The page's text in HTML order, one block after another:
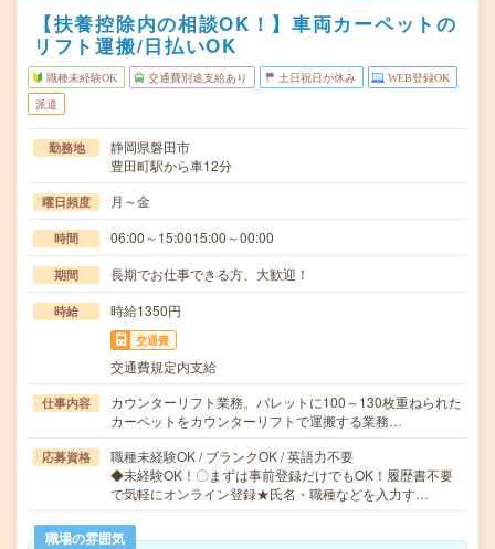
【扶養控除内の相談OK！】車両カーペットの
リフト運搬/日払いOK
職種未経験OK 交通費別途支給あり 土日祝日が休み WEB登録OK
派遣
勤務地
静岡県磐田市
豊田町駅から車12分
曜日頻度 月～金
時間 06:00～15:0015:00～00:00
期間 長期でお仕事できる方、大歓迎！
時給 時給1350円
交通費
交通費規定内支給
仕事内容
カウンターリフト業務。パレットに100～130枚重ねられた
カーペットをカウンターリフトで運搬する業務…
応募資格
職種未経験OK / ブランクOK / 英語力不要
◆未経験OK！〇まずは事前登録だけでもOK！履歴書不要
で気軽にオンライン登録★氏名・職種などを入力す…
職場の雰囲気